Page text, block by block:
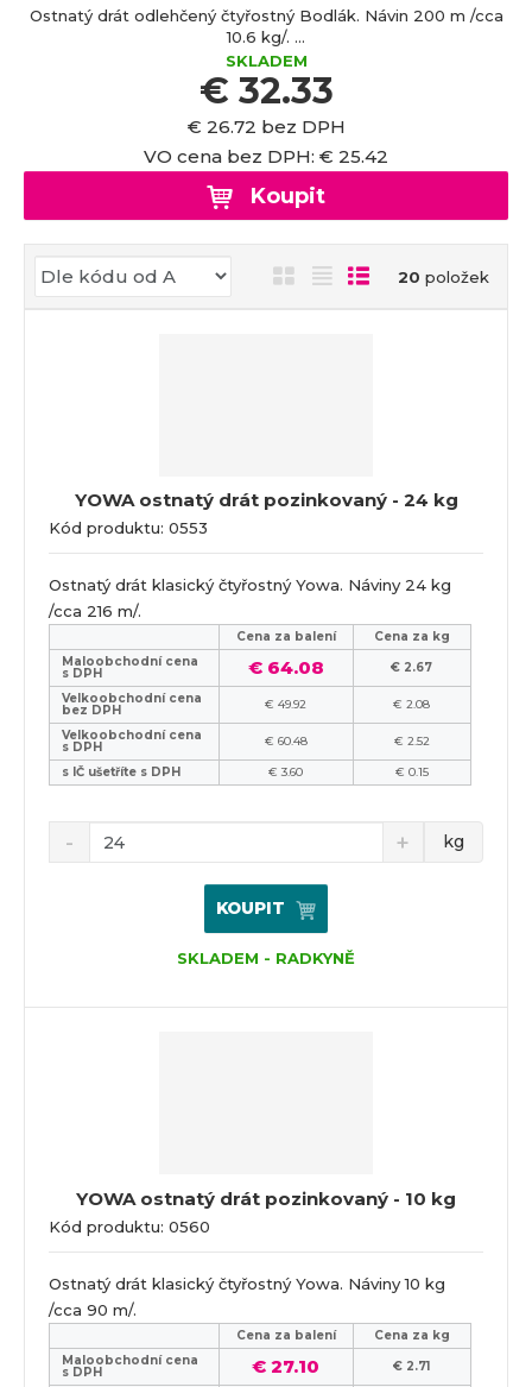
Ostnatý drát odlehčený čtyřostný Bodlák. Návin 200 m /cca
10.6 kg/. ...
SKLADEM
€ 32.33
€ 26.72 bez DPH
VO cena bez DPH: € 25.42
Koupit
ý
i
s
ý
i
ý
20 položek
YOWA ostnatý drát pozinkovaný - 24 kg
Kód produktu: 0553
Ostnatý drát klasický čtyřostný Yowa. Náviny 24 kg
/cca 216 m/.
Cena za balení
Cena za kg
Maloobchodní cena
s DPH € 64.08
€ 2.67
Velkoobchodní cena
bez DPH € 49.92
€ 2.08
Velkoobchodní cena
s DPH € 60.48
€ 2.52
s IČ ušetříte s DPH
€ 3.60 € 0.15
kg
KOUPIT
SKLADEM - RADKYNĚ
YOWA ostnatý drát pozinkovaný - 10 kg
Kód produktu: 0560
Ostnatý drát klasický čtyřostný Yowa. Náviny 10 kg
/cca 90 m/.
Cena za balení
Cena za kg
Maloobchodní cena
s DPH € 27.10
€ 2.71